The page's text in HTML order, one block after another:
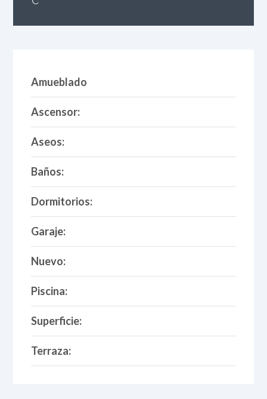
Amueblado
Ascensor:
Aseos:
Baños:
Dormitorios:
Garaje:
Nuevo:
Piscina:
Superficie:
Terraza: